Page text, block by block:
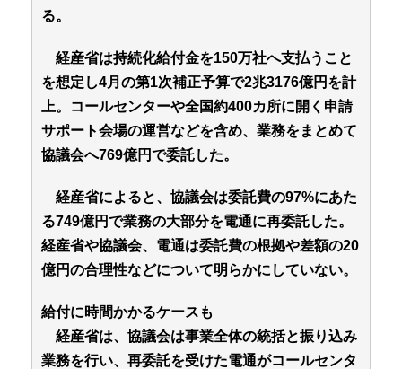
る。
経産省は持続化給付金を150万社へ支払うこと
を想定し4月の第1次補正予算で2兆3176億円を計
上。コールセンターや全国約400カ所に開く申請
サポート会場の運営などを含め、業務をまとめて
協議会へ769億円で委託した。
経産省によると、協議会は委託費の97%にあた
る749億円で業務の大部分を電通に再委託した。
経産省や協議会、電通は委託費の根拠や差額の20
億円の合理性などについて明らかにしていない。
給付に時間かかるケースも
経産省は、協議会は事業全体の統括と振り込み
業務を行い、再委託を受けた電通がコールセンタ